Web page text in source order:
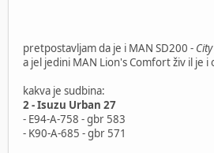
pretpostavljam da je i MAN SD200 -
a jel jedini MAN Lion's Comfort živ il je i
kakva je sudbina:
2 - Isuzu Urban 27
- E94-A-758 - gbr 583
- K90-A-685 - gbr 571